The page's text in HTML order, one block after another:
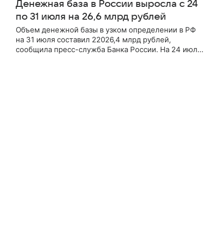
Денежная база в России выросла с 24
по 31 июля на 26,6 млрд рублей
Объем денежной базы в узком определении в РФ
на 31 июля составил 22026,4 млрд рублей,
сообщила пресс-служба Банка России. На 24 июля